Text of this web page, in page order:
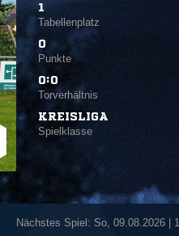
1
Tabellenplatz
0
Punkte
0:0
Torverhältnis
KREISLIGA
Spielklasse
Nächstes Spiel: So, 09.08.2026|